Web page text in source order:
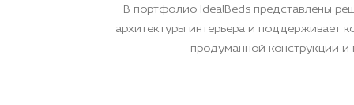
В портфолио IdealBeds представлены
архитектуры интерьера и поддерживает
продуманной конструкции и